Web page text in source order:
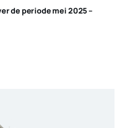
de periode mei 2025 –